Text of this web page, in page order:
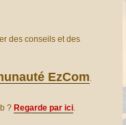
des conseils et des
EzCom.
? Regarde par ici.